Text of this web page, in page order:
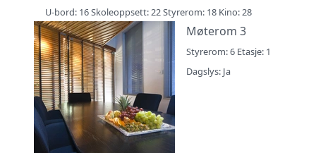
U-bord: 16 Skoleoppsett: 22 Styrerom: 18 Kino: 28
Møterom 3
Styrerom: 6 Etasje: 1
Dagslys: Ja